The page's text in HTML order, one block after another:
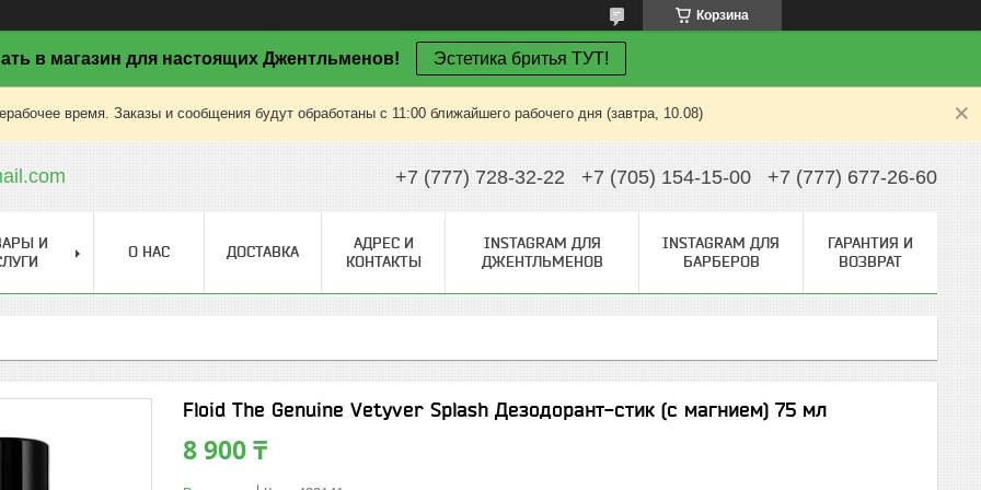
Корзина
в магазин для настоящих Джентльменов! Эстетика бритья ТУТ!
время. Заказы и сообщения будут обработаны с 11:00 ближайшего рабочего дня (завтра, 10.08)
+7 (777) 728-32-22 +7 (705) 154-15-00 +7 (777) 677-26-60
И
О НАС ДОСТАВКА
АДРЕС И
КОНТАКТЫ
INSTAGRAM ДЛЯ
ДЖЕНТЛЬМЕНОВ
INSTAGRAM ДЛЯ
БАРБЕРОВ
ГАРАНТИЯ И
ВОЗВРАТ
Floid The Genuine Vetyver Splash Дезодорант-стик (с магнием) 75 мл
8 900 ₸